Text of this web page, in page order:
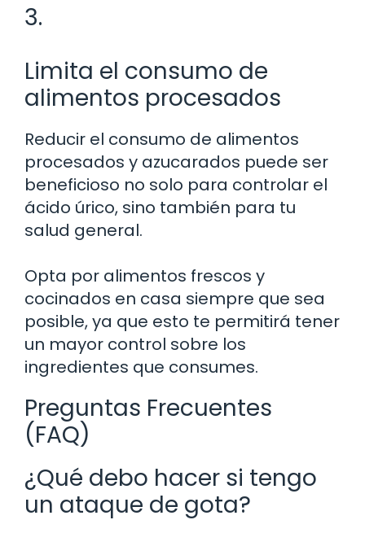
3.
Limita el consumo de
alimentos procesados
Reducir el consumo de alimentos
procesados y azucarados puede ser
beneficioso no solo para controlar el
ácido úrico, sino también para tu
salud general.
Opta por alimentos frescos y
cocinados en casa siempre que sea
posible, ya que esto te permitirá tener
un mayor control sobre los
ingredientes que consumes.
Preguntas Frecuentes
(FAQ)
¿Qué debo hacer si tengo
un ataque de gota?